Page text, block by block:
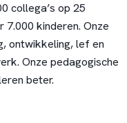
collega’s op 25
7.000 kinderen. Onze
ontwikkeling, lef en
Onze pedagogische
beter.